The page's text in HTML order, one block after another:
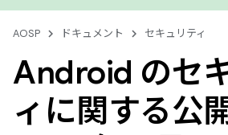
AOSP ドキュメント セキュリティ
Android のセ
ィに関する公